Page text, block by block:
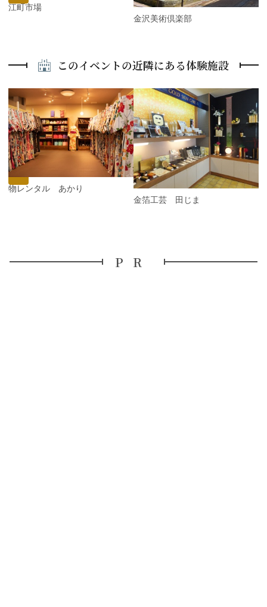
近江町市場
金沢美術倶楽部
このイベントの近隣にある体験施設
P
r
e
v
i
o
u
s
着物レンタル あかり
金箔工芸 田じま
N
PR